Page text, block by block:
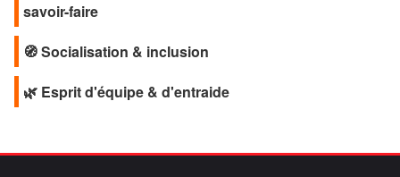
savoir-faire
🧭 Socialisation & inclusion
🌿 Esprit d'équipe & d'entraide